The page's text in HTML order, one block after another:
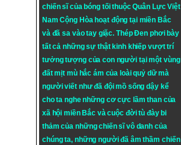
chiến sĩ của bóng tối thuộc Quân Lực Việt
Nam Cộng Hòa hoạt động tại miền Bắc
và đã sa vào tay giặc. Thép Đen phơi bày
tất cả những sự thật kinh khiếp vượt trí
tưởng tượng của con người tại một vùng
đất mịt mù hắc ám của loài quỷ dữ mà
người viết như đã đội mồ sống dậy kể
cho ta nghe những cơ cực lầm than của
xã hội miền Bắc và cuộc đời tù đày bi
thảm của những chiến sĩ vô danh của
chúng ta, những người đã âm thầm chiến